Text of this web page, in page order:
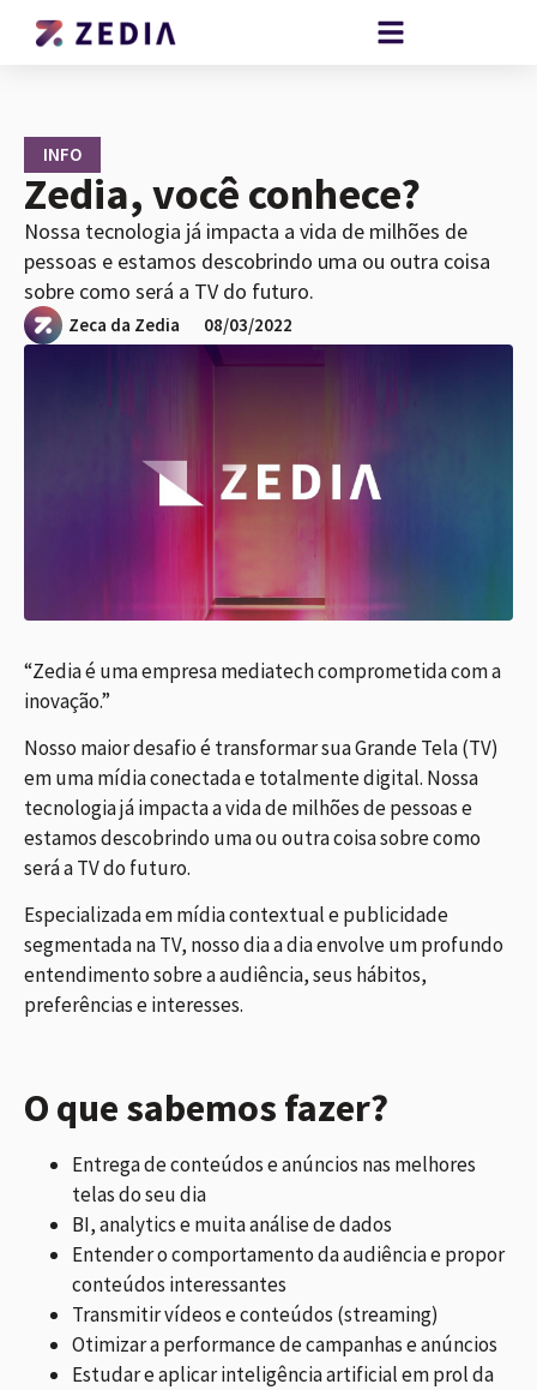
INFO
Zedia, você conhece?
Nossa tecnologia já impacta a vida de milhões de
pessoas e estamos descobrindo uma ou outra coisa
sobre como será a TV do futuro.
Zeca da Zedia 08/03/2022
“Zedia é uma empresa mediatech comprometida com a
inovação.”
Nosso maior desafio é transformar sua Grande Tela (TV)
em uma mídia conectada e totalmente digital. Nossa
tecnologia já impacta a vida de milhões de pessoas e
estamos descobrindo uma ou outra coisa sobre como
será a TV do futuro.
Especializada em mídia contextual e publicidade
segmentada na TV, nosso dia a dia envolve um profundo
entendimento sobre a audiência, seus hábitos,
preferências e interesses.
O que sabemos fazer?
Entrega de conteúdos e anúncios nas melhores
telas do seu dia
BI, analytics e muita análise de dados
Entender o comportamento da audiência e propor
conteúdos interessantes
Transmitir vídeos e conteúdos (streaming)
Otimizar a performance de campanhas e anúncios
Estudar e aplicar inteligência artificial em prol da